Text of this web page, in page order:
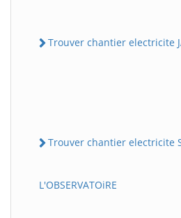
Trouver chantier electricite
Trouver chantier electricite
L'OBSERVATOiRE